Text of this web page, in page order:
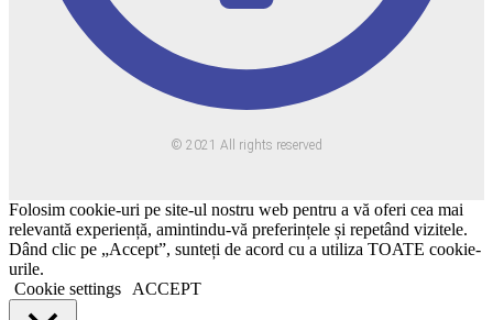
© 2021 All rights reserved
Folosim cookie-uri pe site-ul nostru web pentru a vă oferi cea mai
relevantă experiență, amintindu-vă preferințele și repetând vizitele.
Dând clic pe „Accept”, sunteți de acord cu a utiliza TOATE cookie-
urile.
Cookie settings
ACCEPT